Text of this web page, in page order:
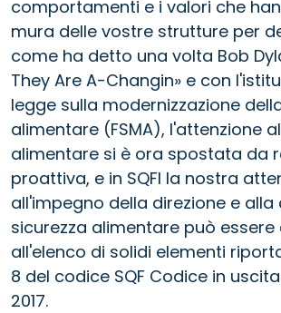
comportamenti e i valori che
mura delle vostre strutture per
come ha detto una volta Bob
They Are A-Changin» e con
legge sulla modernizzazione
alimentare (FSMA), l'attenzione
alimentare si è ora spostata da
proattiva, e in SQFI la nostra
all'impegno della direzione e alla
sicurezza alimentare può
all'elenco di solidi elementi
8 del codice SQF Codice in
2017.